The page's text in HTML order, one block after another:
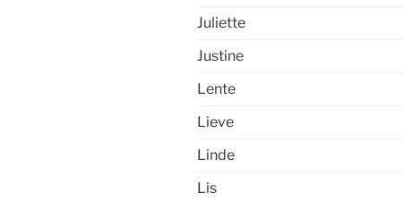
Juliette
Justine
Lente
Lieve
Linde
Lis